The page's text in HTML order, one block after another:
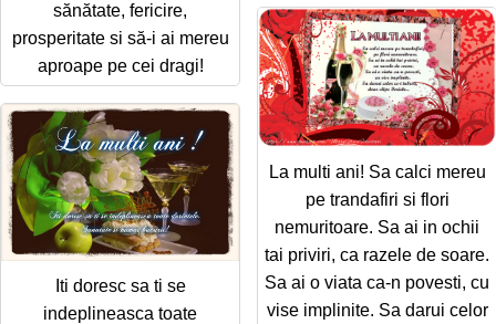
sănătate, fericire,
prosperitate si să-i ai mereu
aproape pe cei dragi!
La multi ani! Sa calci mereu
pe trandafiri si flori
nemuritoare. Sa ai in ochii
tai priviri, ca razele de soare.
Sa ai o viata ca-n povesti, cu
vise implinite. Sa darui celor
Iti doresc sa ti se
indeplineasca toate